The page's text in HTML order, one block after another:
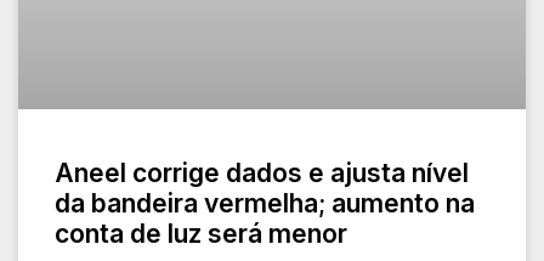
Aneel corrige dados e ajusta nível
da bandeira vermelha; aumento na
conta de luz será menor